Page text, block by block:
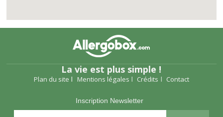
La vie est plus simple !
Plan du site Mentions légales Crédits Contact
Inscription Newsletter